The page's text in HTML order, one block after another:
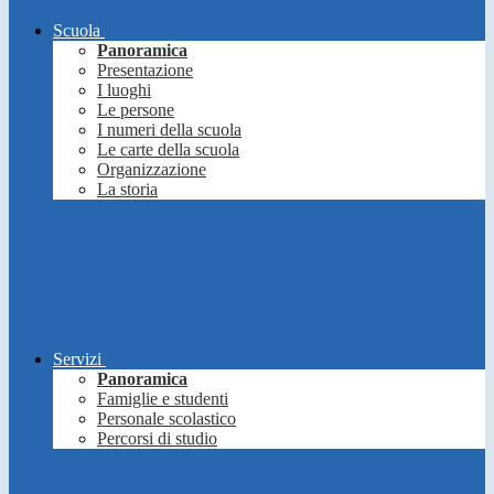
Scuola
Panoramica
Presentazione
I luoghi
Le persone
I numeri della scuola
Le carte della scuola
Organizzazione
La storia
Servizi
Panoramica
Famiglie e studenti
Personale scolastico
Percorsi di studio